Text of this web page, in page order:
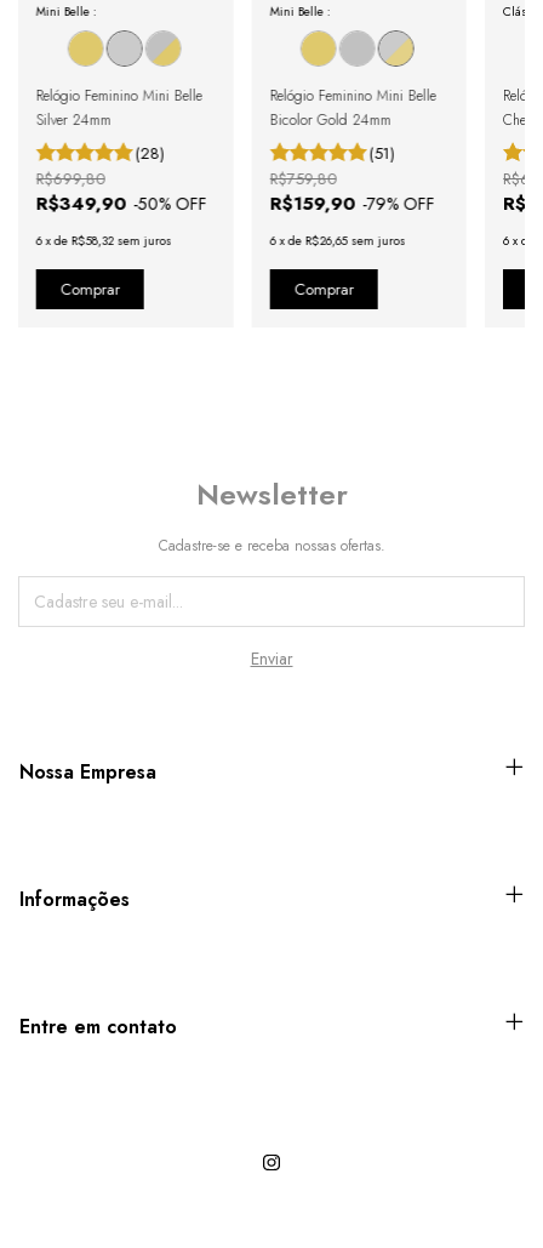
Mini Belle :
Relógio Feminino Mini Belle
Silver 24mm
(28)
R$349,90 -50% OFF
R$699,80
6 xde R$58,32 sem juros
Mini Belle :
Relógio Feminino Mini Belle
Bicolor Gold 24mm
(51)
R$159,90 -79% OFF
R$759,80
6 xde R$26,65 sem juros 6 x de
Newsletter
Cadastre-se e receba nossas ofertas.
Nossa Empresa
Informações
Entre em contato